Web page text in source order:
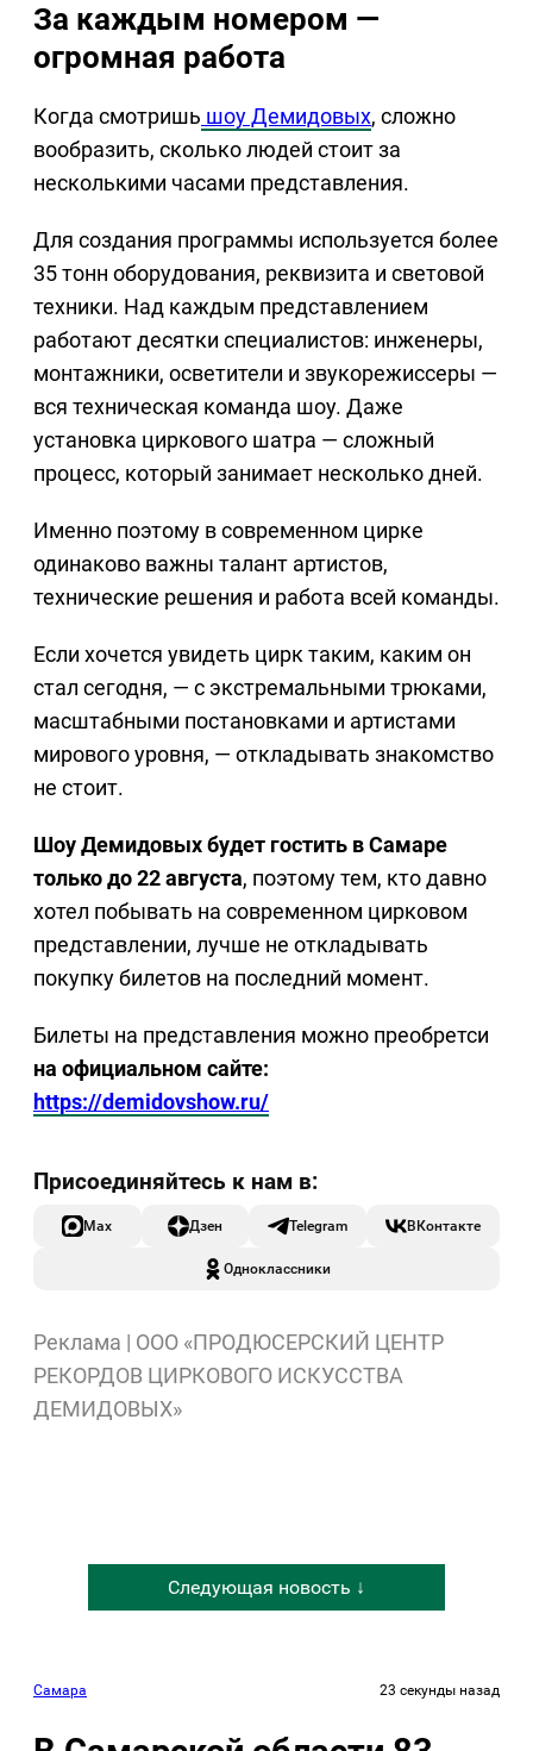
За каждым номером —
огромная работа
Когда смотришь шоу Демидовых, сложно
вообразить, сколько людей стоит за
несколькими часами представления.
Для создания программы используется более
35 тонн оборудования, реквизита и световой
техники. Над каждым представлением
работают десятки специалистов: инженеры,
монтажники, осветители и звукорежиссеры —
вся техническая команда шоу. Даже
установка циркового шатра — сложный
процесс, который занимает несколько дней.
Именно поэтому в современном цирке
одинаково важны талант артистов,
технические решения и работа всей команды.
Если хочется увидеть цирк таким, каким он
стал сегодня, — с экстремальными трюками,
масштабными постановками и артистами
мирового уровня, — откладывать знакомство
не стоит.
Шоу Демидовых будет гостить в Самаре
только до 22 августа, поэтому тем, кто давно
хотел побывать на современном цирковом
представлении, лучше не откладывать
покупку билетов на последний момент.
Билеты на представления можно преобретси
на официальном сайте:
https://demidovshow.ru/
Max Дзен Telegram ВКонтакте
Одноклассники
Реклама | ООО «ПРОДЮСЕРСКИЙ ЦЕНТР
РЕКОРДОВ ЦИРКОВОГО ИСКУССТВА
ДЕМИДОВЫХ»
Следующая новость ↓
Самара 23 секунды назад